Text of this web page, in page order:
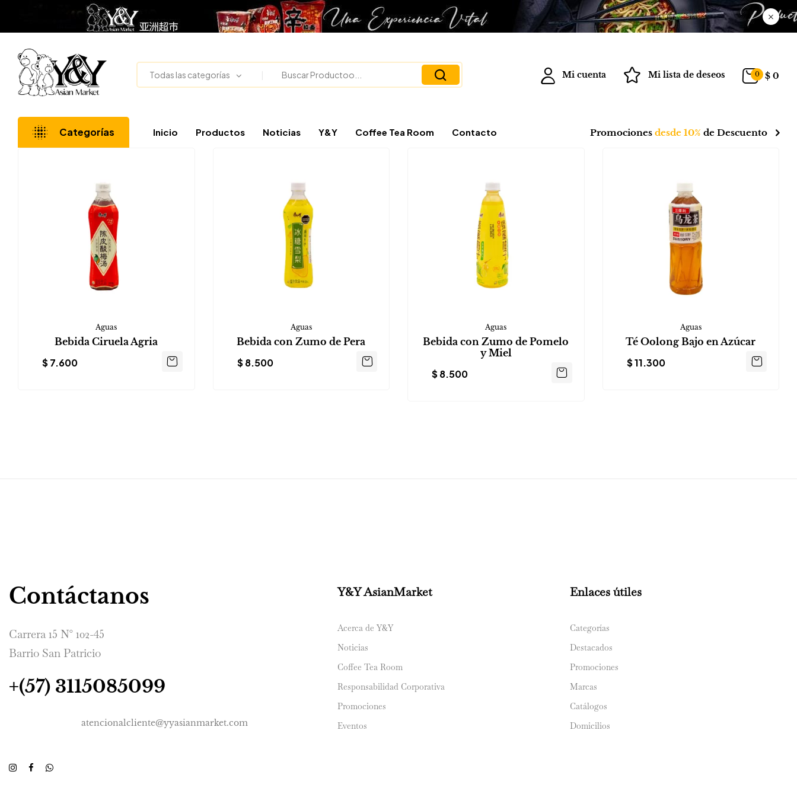
Todas las categorías Mi cuenta Mi lista de deseos 0 $ 0
Categorías Inicio Productos Noticias Y&Y Coffee Tea Room Contacto Promociones desde 10% de Descuento
Aguas
Bebida Ciruela Agria
$7.600
Aguas
Bebida con Zumo de Pera
$8.500
Aguas
Bebida con Zumo de Pomelo
y Miel
$8.500
Aguas
Té Oolong Bajo en Azúcar
$11.300
Contáctanos
Carrera 15 N° 102-45
Barrio San Patricio
+(57) 3115085099
atencionalcliente@yyasianmarket.com
Y&Y AsianMarket
Acerca de Y&Y
Noticias
Coffee Tea Room
Responsabilidad Corporativa
Promociones
Eventos
Enlaces útiles
Categorías
Destacados
Promociones
Marcas
Catálogos
Domicilios